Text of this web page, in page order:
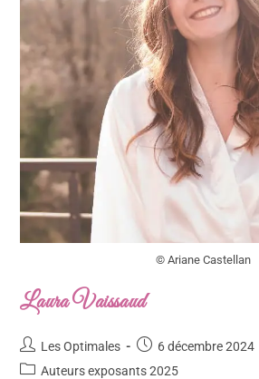
© Ariane Castellan
Laura Vaissaud
Les Optimales
6 décembre 2024
Auteurs exposants 2025